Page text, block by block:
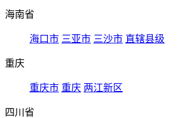
海南省
海口市 三亚市 三沙市 直辖县级
重庆
重庆市 重庆 两江新区
四川省